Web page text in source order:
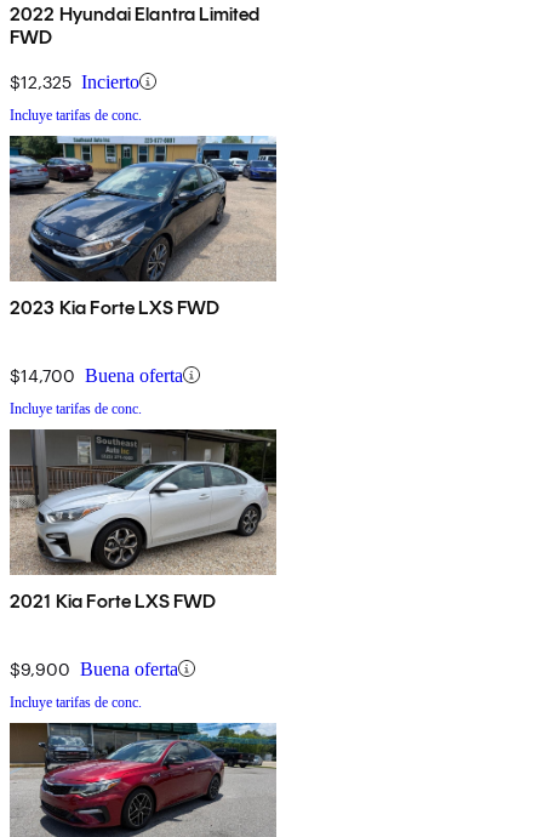
2022 Hyundai Elantra Limited
FWD
$12,325 Incierto
Incluye tarifas de conc.
2023 Kia Forte LXS FWD
$14,700 Buena oferta
Incluye tarifas de conc.
2021 Kia Forte LXS FWD
$9,900 Buena oferta
Incluye tarifas de conc.